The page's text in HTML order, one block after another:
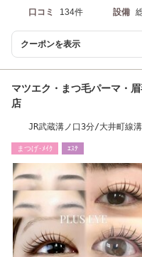
口コミ 134件 設備
クーポンを表示
マツエク・まつ毛パーマ・
店
JR武蔵溝ノ口3分/大井町線
まつげ･ﾒｲｸ ｴｽﾃ